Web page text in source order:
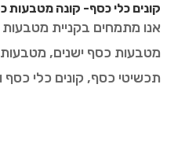
קונים כלי כסף- קונה מטבעות
אנו מתמחים בקניית מטבעות
מטבעות כסף ישנים,
תכשיטי כסף, קונים כלי כסף